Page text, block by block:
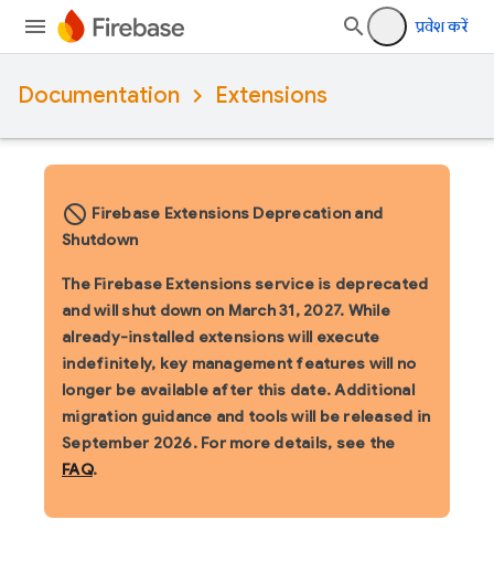
प्रवेश करें
Documentation Extensions
block_flipped Firebase Extensions Deprecation and
Shutdown
The Firebase Extensions service is deprecated
and will shut down on March 31, 2027. While
already-installed extensions will execute
indefinitely, key management features will no
longer be available after this date. Additional
migration guidance and tools will be released in
September 2026. For more details, see the
FAQ.